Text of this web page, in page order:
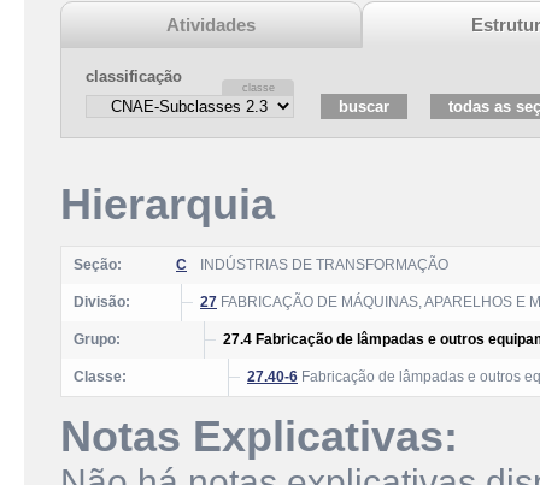
Atividades
classificação
Hierarquia
Seção: C INDÚSTRIAS DE TRANSFORMAÇÃO
Divisão: 27 FABRICAÇÃO DE MÁQUINAS, APARELHOS E
Grupo: 27.4 Fabricação de lâmpadas e outros
Classe: 27.40-6 Fabricação de lâmpadas e outros
Notas Explicativas: